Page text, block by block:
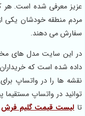
معرفی شده است. هر
منطقه خودشان یکی از
می دهند.
این سایت مدل های
شده است که خریداران
ها را در واتساپ
در واتساپ مستقیما
لیست قیمت گلیم فرش